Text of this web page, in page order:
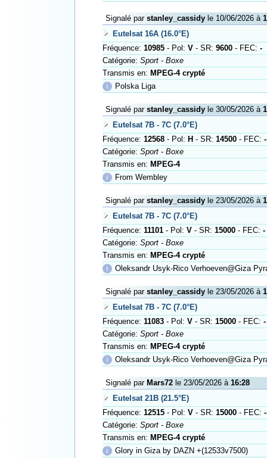
Signalé par stanley_cassidyle 10/06/2026 à
Eutelsat 16A (16.0°E)
Fréquence: 10985- Pol: V- SR: 9600- FEC: -
Catégorie: Sport - Boxe
Transmis en: MPEG-4 crypté
ℹ
Polska Liga
Signalé par stanley_cassidyle 30/05/2026 à
Eutelsat 7B - 7C (7.0°E)
Fréquence: 12568- Pol: H - SR: 14500- FEC: -
Catégorie: Sport - Boxe
Transmis en: MPEG-4
ℹ
From Wembley
Signalé par stanley_cassidyle 23/05/2026 à
Eutelsat 7B - 7C (7.0°E)
Fréquence: 11101- Pol: V- SR: 15000- FEC: -
Catégorie: Sport - Boxe
Transmis en: MPEG-4 crypté
ℹ
Oleksandr Usyk-Rico Verhoeven@Giza
Signalé par stanley_cassidyle 23/05/2026 à
Eutelsat 7B - 7C (7.0°E)
Fréquence: 11083- Pol: V- SR: 15000- FEC: -
Catégorie: Sport - Boxe
Transmis en: MPEG-4 crypté
ℹ
Oleksandr Usyk-Rico Verhoeven@Giza
Signalé par Mars72le 23/05/2026 à 16:28
Eutelsat 21B (21.5°E)
Fréquence: 12515- Pol: V- SR: 15000- FEC: -
Catégorie: Sport - Boxe
Transmis en: MPEG-4 crypté
ℹ
Glory in Giza by DAZN +(12533v7500)